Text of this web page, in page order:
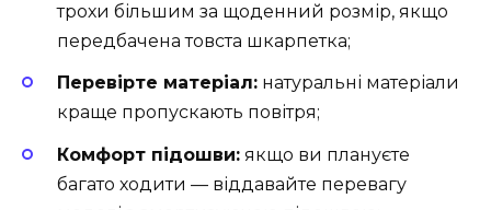
трохи більшим за щоденний розмір, якщо
передбачена товста шкарпетка;
Перевірте матеріал: натуральні матеріали
краще пропускають повітря;
Комфорт підошви: якщо ви плануєте
багато ходити — віддавайте перевагу